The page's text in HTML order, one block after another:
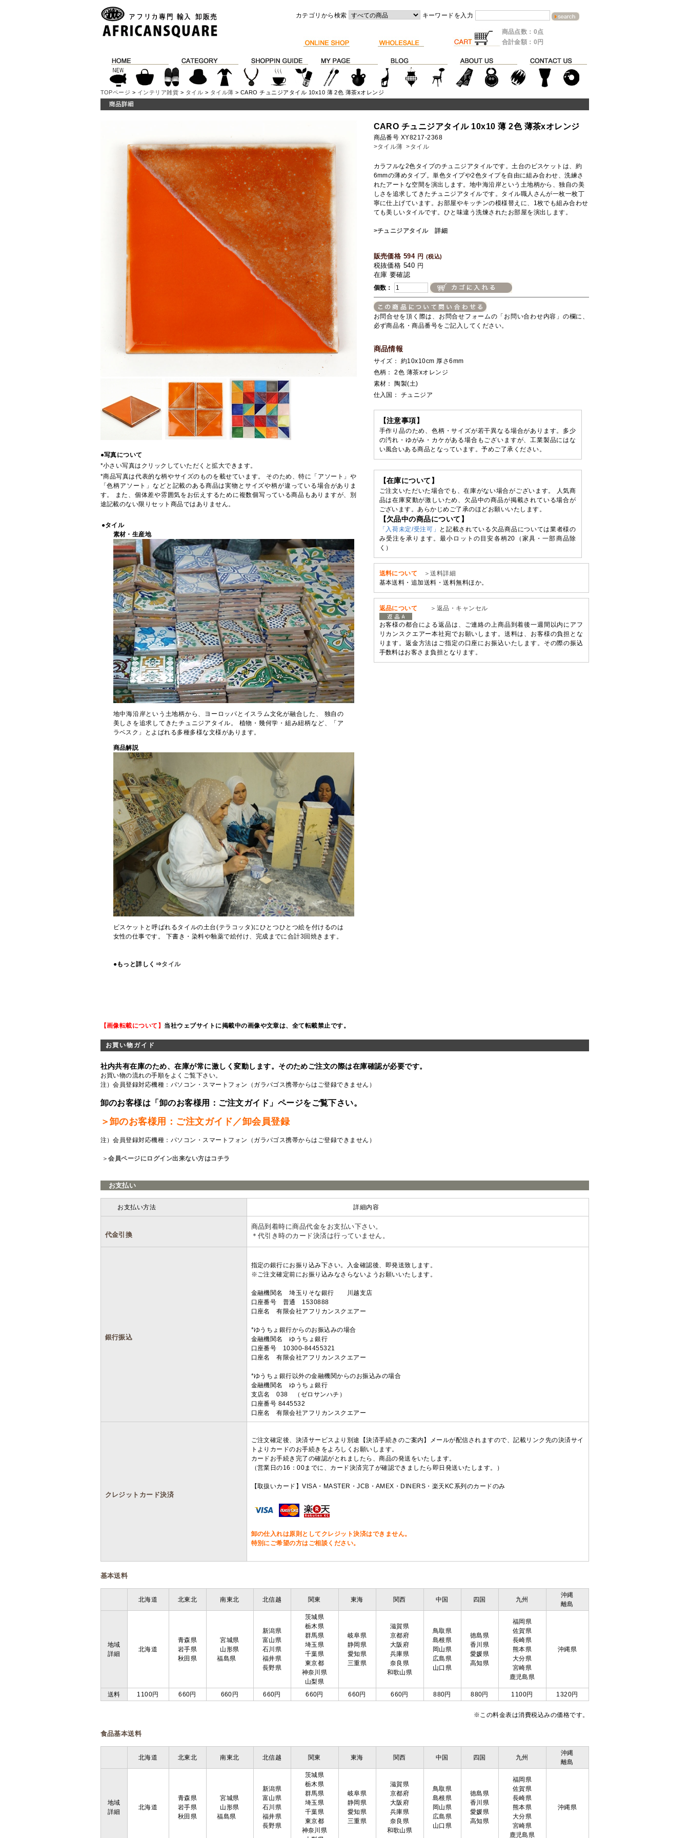
カテゴリから検索 キーワードを入力
商品点数：0点
合計金額：0円
TOPページ > インテリア雑貨 > タイル > タイル薄 > CARO チュニジアタイル 10x10 薄 2色 薄茶xオレンジ
●写真について
*小さい写真はクリックしていただくと拡大できます。
*商品写真は代表的な柄やサイズのものを載せています。 そのため、特に「アソート」や
「色柄アソート」などと記載のある商品は実物とサイズや柄が違っている場合がありま
す。 また、個体差や雰囲気をお伝えするために複数個写っている商品もありますが、別
途記載のない限りセット商品ではありません。
●タイル
素材・生産地
地中海沿岸という土地柄から、ヨーロッパとイスラム文化が融合した、 独自の
美しさを追求してきたチュニジアタイル。 植物・幾何学・組み紐柄など、「ア
ラベスク」とよばれる多種多様な文様があります。
商品解説
ビスケットと呼ばれるタイルの土台(テラコッタ)にひとつひとつ絵を付けるのは
女性の仕事です。 下書き・染料や釉薬で絵付け、完成までに合計3回焼きます。
●もっと詳しく⇒タイル
CARO チュニジアタイル 10x10 薄 2色 薄茶xオレンジ
商品番号 XY8217-2368
>タイル薄 >タイル
カラフルな2色タイプのチュニジアタイルです。土台のビスケットは、約
6mmの薄めタイプ。単色タイプや2色タイプを自由に組み合わせ、洗練さ
れたアートな空間を演出します。地中海沿岸という土地柄から、独自の美
しさを追求してきたチュニジアタイルです。タイル職人さんが一枚一枚丁
寧に仕上げています。お部屋やキッチンの模様替えに、1枚でも組み合わせ
ても美しいタイルです。ひと味違う洗煉されたお部屋を演出します。
>チュニジアタイル 詳細
販売価格 594 円 (税込)
税抜価格 540 円
在庫 要確認
個数：
お問合せを頂く際は、お問合せフォームの「お問い合わせ内容」の欄に、
必ず商品名・商品番号をご記入してください。
商品情報
サイズ： 約10x10cm 厚さ6mm
色柄： 2色 薄茶xオレンジ
素材： 陶製(土)
仕入国： チュニジア
【注意事項】
手作り品のため、色柄・サイズが若干異なる場合があります。多少
の汚れ・ゆがみ・カケがある場合もございますが、工業製品にはな
い風合いある商品となっています。予めご了承ください。
【在庫について】
ご注文いただいた場合でも、在庫がない場合がございます。 人気商
品は在庫変動が激しいため、欠品中の商品が掲載されている場合が
ございます。あらかじめご了承のほどお願いいたします。
【欠品中の商品について】
「入荷未定/受注可」
と記載されている欠品商品については業者様の
み受注を承ります。最小ロットの目安各柄20（家具・一部商品除
く）
送料について
＞送料詳細
基本送料・追加送料・送料無料ほか。
返品について ＞返品・キャンセル
お客様の都合による返品は、ご連絡の上商品到着後一週間以内にアフ
リカンスクエアー本社宛でお願いします。送料は、お客様の負担とな
ります。返金方法はご指定の口座にお振込いたします。その際の振込
手数料はお客さま負担となります。
【画像転載について】 当社ウェブサイトに掲載中の画像や文章は、全て転載禁止です。
お買い物ガイド
社内共有在庫のため、在庫が常に激しく変動します。そのためご注文の際は在庫確認が必要です。
お買い物の流れの手順をよくご覧下さい。
注）会員登録対応機種：パソコン・スマートフォン（ガラパゴス携帯からはご登録できません）
卸のお客様は「卸のお客様用：ご注文ガイド」ページをご覧下さい。
＞卸のお客様用：ご注文ガイド／卸会員登録
注）会員登録対応機種：パソコン・スマートフォン（ガラパゴス携帯からはご登録できません）
＞会員ページにログイン出来ない方はコチラ
お支払い
お支払い方法 詳細内容
代金引換
商品到着時に商品代金をお支払い下さい。
＊代引き時のカード決済は行っていません。
銀行振込
指定の銀行にお振り込み下さい。入金確認後、即発送致します。
※ご注文確定前にお振り込みなさらないようお願いいたします。
金融機関名 埼玉りそな銀行 川越支店
口座番号 普通 1530888
口座名 有限会社アフリカンスクエアー
*ゆうちょ銀行からのお振込みの場合
金融機関名 ゆうちょ銀行
口座番号 10300-84455321
口座名 有限会社アフリカンスクエアー
*ゆうちょ銀行以外の金融機関からのお振込みの場合
金融機関名 ゆうちょ銀行
支店名 038 （ゼロサンハチ）
口座番号 8445532
口座名 有限会社アフリカンスクエアー
クレジットカード決済
ご注文確定後、決済サービスより別途【決済手続きのご案内】メールが配信されますので、記載リンク先の決済サイ
トよりカードのお手続きをよろしくお願いします。
カードお手続き完了の確認がとれましたら、商品の発送をいたします。
（営業日の16：00までに、カード決済完了が確認できましたら即日発送いたします。）
【取扱いカード】VISA・MASTER・JCB・AMEX・DINERS・楽天KC系列のカードのみ
卸の仕入れは原則としてクレジット決済はできません。
特別にご希望の方はご相談ください。
基本送料
北海道 北東北 南東北 北信越 関東 東海 関西 中国 四国 九州
沖縄
離島
地域
詳細
北海道
青森県
岩手県
秋田県
宮城県
山形県
福島県
新潟県
富山県
石川県
福井県
長野県
茨城県
栃木県
群馬県
埼玉県
千葉県
東京都
神奈川県
山梨県
岐阜県
静岡県
愛知県
三重県
滋賀県
京都府
大阪府
兵庫県
奈良県
和歌山県
鳥取県
島根県
岡山県
広島県
山口県
徳島県
香川県
愛媛県
高知県
福岡県
佐賀県
長崎県
熊本県
大分県
宮崎県
鹿児島県
沖縄県
送料 1100円 660円 660円 660円 660円 660円 660円 880円 880円 1100円 1320円
※この料金表は消費税込みの価格です。
食品基本送料
北海道 北東北 南東北 北信越 関東 東海 関西 中国 四国 九州
沖縄
離島
地域
詳細
北海道
青森県
岩手県
秋田県
宮城県
山形県
福島県
新潟県
富山県
石川県
福井県
長野県
茨城県
栃木県
群馬県
埼玉県
千葉県
東京都
神奈川県
岐阜県
静岡県
愛知県
三重県
滋賀県
京都府
大阪府
兵庫県
奈良県
和歌山県
鳥取県
島根県
岡山県
広島県
山口県
徳島県
香川県
愛媛県
高知県
福岡県
佐賀県
長崎県
熊本県
大分県
宮崎県
鹿児島県
沖縄県